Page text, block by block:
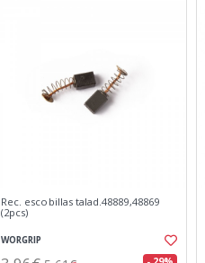
Rec. escobillas talad.48889,48869
(2pcs)
WORGRIP